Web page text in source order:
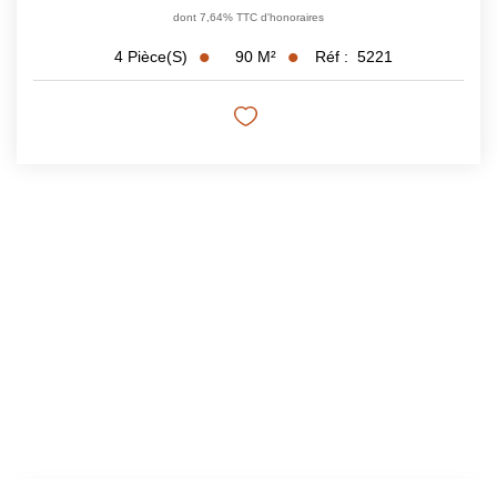
dont 7,64% TTC d'honoraires
4 Pièce(s) 90 M² Réf : 5221